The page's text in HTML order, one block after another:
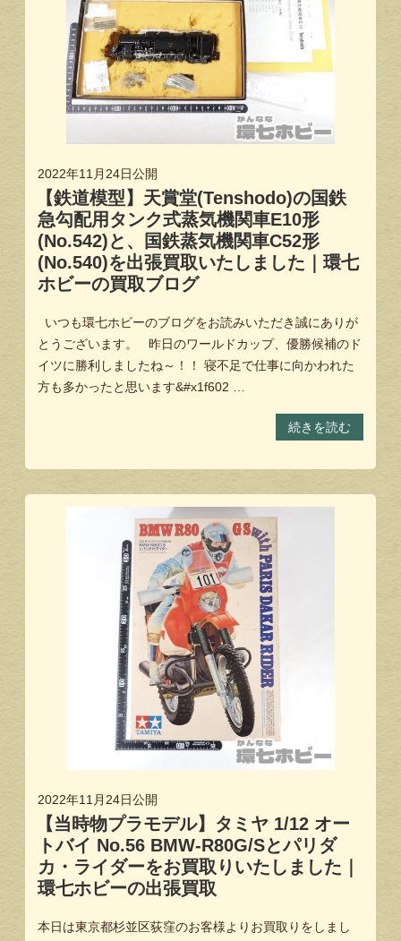
2022年11月24日公開
【鉄道模型】天賞堂(Tenshodo)の国鉄
急勾配用タンク式蒸気機関車E10形
(No.542)と、国鉄蒸気機関車C52形
(No.540)を出張買取いたしました｜環七
ホビーの買取ブログ
いつも環七ホビーのブログをお読みいただき誠にありが
とうございます。 昨日のワールドカップ、優勝候補のド
イツに勝利しましたね～！！ 寝不足で仕事に向かわれた
方も多かったと思います&#x1f602 …
続きを読む
2022年11月24日公開
【当時物プラモデル】タミヤ 1/12 オー
トバイ No.56 BMW-R80G/Sとパリダ
カ・ライダーをお買取りいたしました｜
環七ホビーの出張買取
本日は東京都杉並区荻窪のお客様よりお買取りをしまし